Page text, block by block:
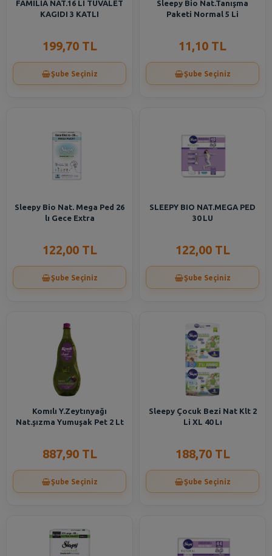
FAMILIA NAT.16 LI TUVALET
KAGIDI 3 KATLI
199,70 TL
Şube Seçiniz
Sleepy Bio Nat.Tanışma
Paketi Normal 5 Li
11,10 TL
Şube Seçiniz
Sleepy Bio Nat. Mega Ped 26
lı Gece Extra
122,00 TL
Şube Seçiniz
SLEEPY BIO NAT.MEGA PED
30 LU
122,00 TL
Şube Seçiniz
Komılı Y.Zeytınyağı
Nat.şızma Yumuşak Pet 2 Lt
887,90 TL
Şube Seçiniz
Sleepy Çocuk Bezi Nat Klt 2
Li XL 40 Lı
188,70 TL
Şube Seçiniz